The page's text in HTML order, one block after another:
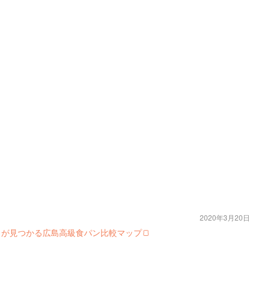
が見つかる広島高級食パン比較マップ🍞
2020年3月20日